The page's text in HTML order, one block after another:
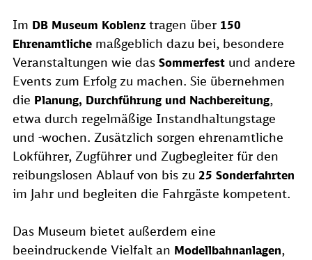
Im DB Museum Koblenz tragen über 150
Ehrenamtliche maßgeblich dazu bei, besondere
Veranstaltungen wie das Sommerfest und andere
Events zum Erfolg zu machen. Sie übernehmen
die Planung, Durchführung und Nachbereitung,
etwa durch regelmäßige Instandhaltungstage
und -wochen. Zusätzlich sorgen ehrenamtliche
Lokführer, Zugführer und Zugbegleiter für den
reibungslosen Ablauf von bis zu 25 Sonderfahrten
im Jahr und begleiten die Fahrgäste kompetent.
Das Museum bietet außerdem eine
beeindruckende Vielfalt an Modellbahnanlagen,